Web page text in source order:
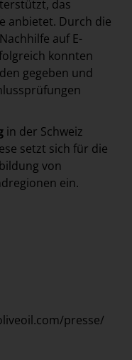
das
anbietet. Durch die
auf E-
konnten
gegeben und
in der Schweiz
setzt sich für die
von
ein.
presse/